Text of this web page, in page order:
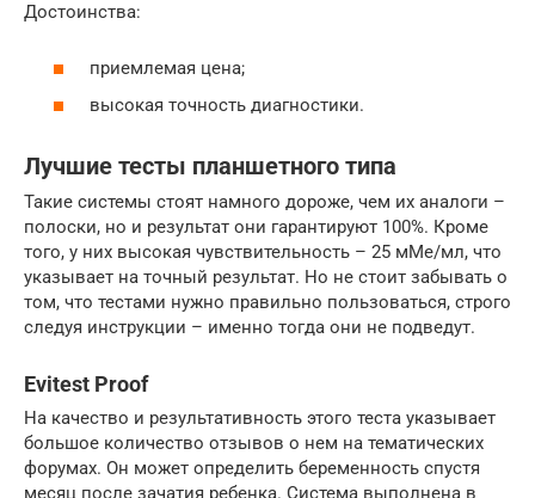
Достоинства:
приемлемая цена;
высокая точность диагностики.
Лучшие тесты планшетного типа
Такие системы стоят намного дороже, чем их аналоги –
полоски, но и результат они гарантируют 100%. Кроме
того, у них высокая чувствительность – 25 мМе/мл, что
указывает на точный результат. Но не стоит забывать о
том, что тестами нужно правильно пользоваться, строго
следуя инструкции – именно тогда они не подведут.
Evitest Proof
На качество и результативность этого теста указывает
большое количество отзывов о нем на тематических
форумах. Он может определить беременность спустя
месяц после зачатия ребенка. Система выполнена в